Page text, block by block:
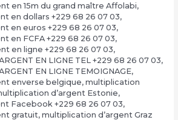
en 15m du grand maître Affolabi,
en dollars +229 68 26 07 03,
en euros +229 68 26 07 03,
en FCFA +229 68 26 07 03,
en ligne +229 68 26 07 03,
EN LIGNE TEL +229 68 26 07 03,
EN LIGNE TEMOIGNAGE,
enverse belgique, multiplication
d’argent Estonie,
Facebook +229 68 26 07 03,
gratuit, multiplication d’argent Graz